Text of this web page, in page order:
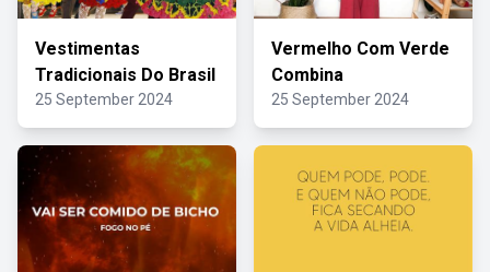
Vestimentas
Tradicionais Do Brasil
25 September 2024
Vermelho Com Verde
Combina
25 September 2024